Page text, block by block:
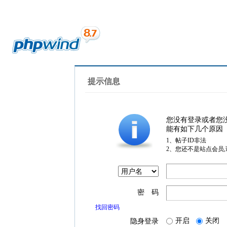
提示信息
您没有登录或者您
能有如下几个原因
1、帖子ID非法
2、您还不是站点会员
密 码
找回密码
隐身登录 开启 关闭